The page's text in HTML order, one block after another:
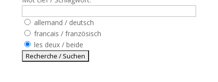
allemand / deutsch
francais / französisch
les deux / beide